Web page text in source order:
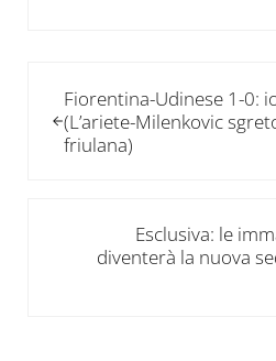
Fiorentina-Udinese 1-0:
(L’ariete-Milenkovic
friulana)
Esclusiva: le
diventerà la nuova